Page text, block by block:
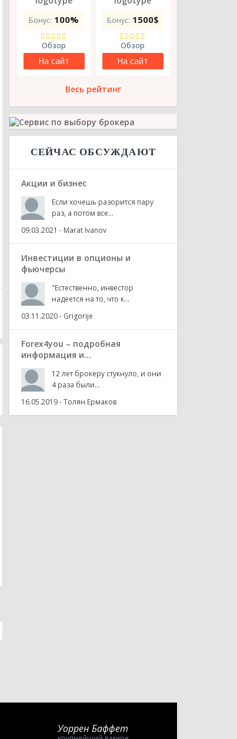
Бонус: 100%

Обзор
На сайт
Бонус: 1500$

Обзор
На сайт
Весь рейтинг
СЕЙЧАС ОБСУЖДАЮТ
Акции и бизнес
Если хочешь разорится пару
раз, а потом все...
09.03.2021 - Marat Ivanov
Инвестиции в опционы и
фьючерсы
"Естественно, инвестор
надеется на то, что к...
03.11.2020- Grigorije
Forex4you – подробная
информация и...
12 лет брокеру стукнуло, и они
4 раза были...
16.05.2019-Толян Ермаков
Уоррен Баффет